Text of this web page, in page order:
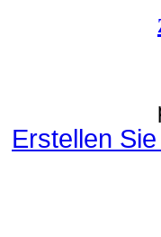
Erstellen